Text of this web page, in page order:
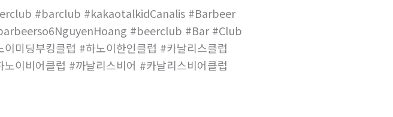
#barclub #kakaotalkidCanalis #Barbeer
#beerclub #Bar #Club
미딩부킹클럽 #하노이한인클럽 #카날리스클럽
이비어클럽 #까날리스비어 #카날리스비어클럽